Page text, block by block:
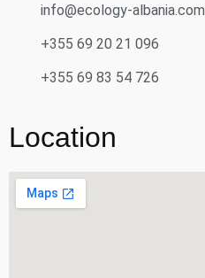
info@ecology-albania.com
+355 69 20 21 096
+355 69 83 54 726
Location